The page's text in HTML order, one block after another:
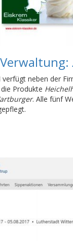
neben der
Produkte
. Alle fünf